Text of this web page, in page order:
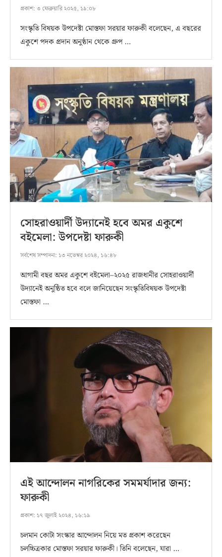
প্রকাশ: ৩ ফেব্রুয়ারি ২০২৫, ১৯:০৮
সংস্কৃতি বিষয়ক উপদেষ্টা মোস্তফা সরয়ার ফারুকী বলেছেন, এ বছরের
একুশে পদক প্রদান অনুষ্ঠান থেকে গ্রুপ …
সোহরাওয়ার্দী উদ্যানেই হবে অমর একুশে
বইমেলা: উপদেষ্টা ফারুকী
সর্বশেষ সম্পাদনা: ১৩ নভেম্বর ২০২৪, ১৬:৪৮
আগামী বছর অমর একুশে বইমেলা–২০২৫ রাজধানীর সোহরাওয়ার্দী
উদ্যানেই অনুষ্ঠিত হবে বলে জানিয়েছেন সংস্কৃতিবিষয়ক উপদেষ্টা
মোস্তফা …
এই আন্দোলন নাগরিকের সমমর্যাদার জন্য:
ফারুকী
প্রকাশ: ১৭ জুলাই ২০২৪, ১৬:১৯
চলমান কোটা সংস্কার আন্দোলন নিয়ে মত প্রকাশ করেছেন
চলচ্চিত্রকার মোস্তফা সরয়ার ফারুকী। তিনি বলেছেন, যারা …